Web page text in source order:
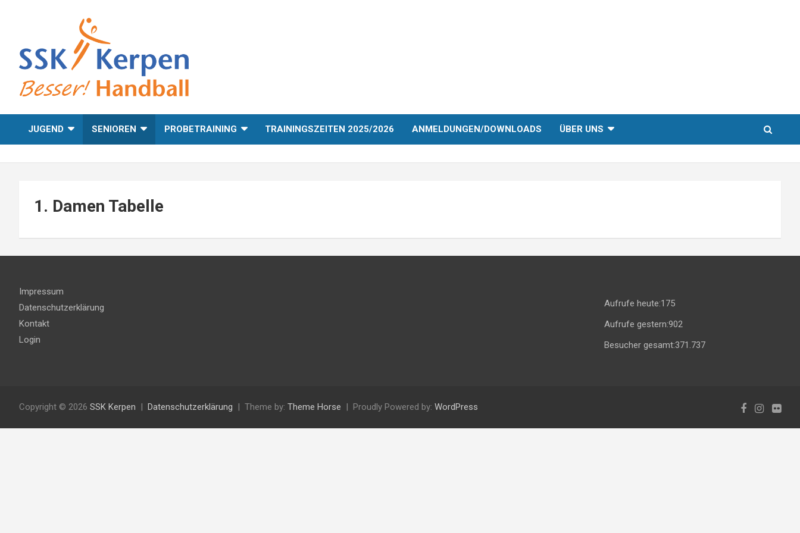
SSK Kerpen
JUGEND SENIOREN PROBETRAINING TRAININGSZEITEN 2025/2026 ANMELDUNGEN/DOWNLOADS ÜBER UNS
1. Damen Tabelle
Impressum
Datenschutzerklärung
Kontakt
Login
Aufrufe heute:175
Aufrufe gestern:902
Besucher gesamt:371.737
Copyright © 2026 SSK Kerpen Datenschutzerklärung Theme by: Theme Horse Proudly Powered by: WordPress